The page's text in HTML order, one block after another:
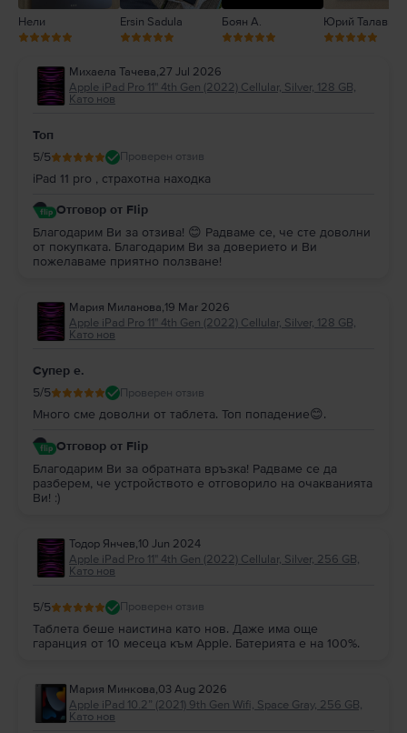
Нели Ersin Sadula Боян А. Юрий Талавира
Михаела Тачева,27 Jul 2026
Apple iPad Pro 11" 4th Gen (2022) Cellular, Silver, 128 GB,
Като нов
Топ
5/5 Проверен отзив
iPad 11 pro , страхотна находка
Отговор от Flip
Благодарим Ви за отзива! 😊 Радваме се, че сте доволни
от покупката. Благодарим Ви за доверието и Ви
пожелаваме приятно ползване!
Мария Миланова,19 Mar 2026
Apple iPad Pro 11" 4th Gen (2022) Cellular, Silver, 128 GB,
Като нов
Супер е.
5/5 Проверен отзив
Много сме доволни от таблета. Топ попадение😊.
Отговор от Flip
Благодарим Ви за обратната връзка! Радваме се да
разберем, че устройството е отговорило на очакванията
Ви! :)
Тодор Янчев,10 Jun 2024
Apple iPad Pro 11" 4th Gen (2022) Cellular, Silver, 256 GB,
Като нов
5/5 Проверен отзив
Таблета беше наистина като нов. Даже има още
гаранция от 10 месеца към Apple. Батерията е на 100%.
Мария Минкова,03 Aug 2026
Apple iPad 10.2” (2021) 9th Gen Wifi, Space Gray, 256 GB,
Като нов